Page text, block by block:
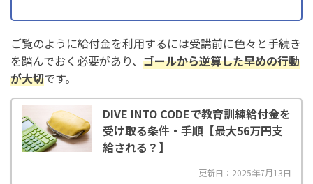
ご覧のように給付金を利用するには受講前に色々と手続き
を踏んでおく必要があり、 ゴールから逆算した早めの行動
が大切です。
DIVE INTO CODEで教育訓練給付金を
受け取る条件・手順【最大56万円支
給される？】
更新日：2025年7月13日